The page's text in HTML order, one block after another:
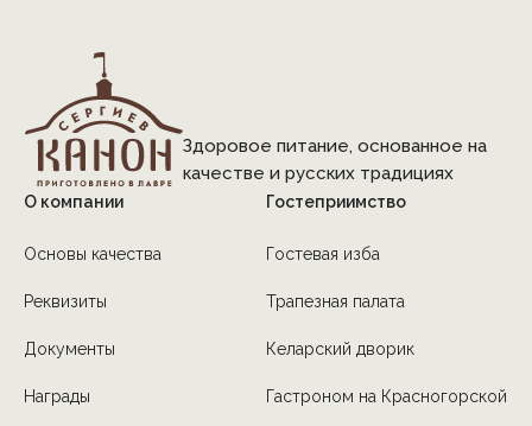
Здоровое питание, основанное на
качестве и русских традициях
О компании
Основы качества
Реквизиты
Документы
Награды
Гостеприимство
Гостевая изба
Трапезная палата
Келарский дворик
Гастроном на Красногорской